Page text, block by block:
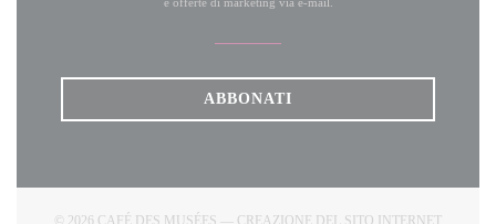
ABBONATI
© 2026 CAFÉ DES MUSÉES — CREAZIONE DEL SITO INTERNET